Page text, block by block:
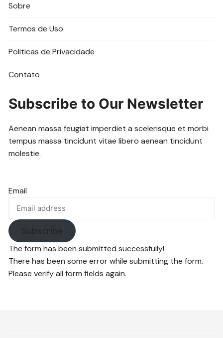
Sobre
Termos de Uso
Politicas de Privacidade
Contato
Subscribe to Our Newsletter
Aenean massa feugiat imperdiet a scelerisque et morbi
tempus massa tincidunt vitae libero aenean tincidunt
molestie.
Email
Subscribe
The form has been submitted successfully!
There has been some error while submitting the form.
Please verify all form fields again.